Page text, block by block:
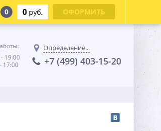
19:00
17:00
Определение...
+7 (499) 403-15-20
0 0 руб. ОФОРМИТЬ